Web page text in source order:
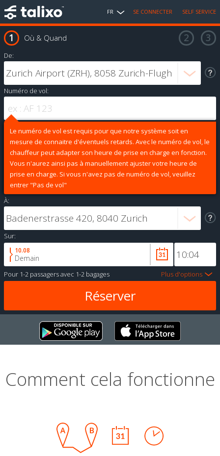
FR SE CONNECTER SELF SERVICE
Où & Quand
De:
Numéro de vol:
Le numéro de vol est requis pour que notre système soit en
mesure de connaitre d'éventuels retards. Avec le numéro de vol, le
chauffeur peut adapter son heure de prise en charge en fonction.
Vous n'aurez ainsi pas à manuellement ajuster votre heure de
prise en charge. Si vous n'avez pas de numéro de vol, veuillez
entrer "Pas de vol"
À:
Sur:
10.08
Demain
Pour 1-2 passagersavec 1-2 bagages Plus d'options
Comment cela fonctionne